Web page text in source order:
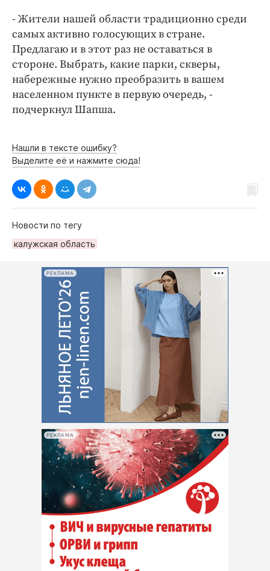
- Жители нашей области традиционно среди
самых активно голосующих в стране.
Предлагаю и в этот раз не оставаться в
стороне. Выбрать, какие парки, скверы,
набережные нужно преобразить в вашем
населенном пункте в первую очередь, -
подчеркнул Шапша.
Нашли в тексте ошибку?
Выделите её и нажмите сюда!
Новости по тегу
калужская область
РЕКЛАМА
РЕКЛАМА